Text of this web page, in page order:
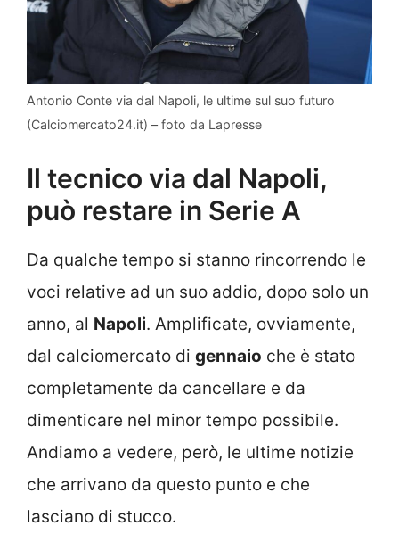
Antonio Conte via dal Napoli, le ultime sul suo futuro
(Calciomercato24.it) – foto da Lapresse
Il tecnico via dal Napoli,
può restare in Serie A
Da qualche tempo si stanno rincorrendo le
voci relative ad un suo addio, dopo solo un
anno, al Napoli. Amplificate, ovviamente,
dal calciomercato di gennaio che è stato
completamente da cancellare e da
dimenticare nel minor tempo possibile.
Andiamo a vedere, però, le ultime notizie
che arrivano da questo punto e che
lasciano di stucco.